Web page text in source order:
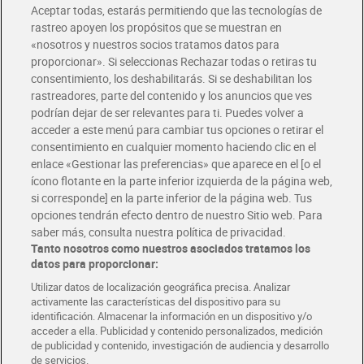
Envío estandar por 4,99€
Glovo y Uber Eats
Solicita tu factura de Glovo o Uber Eats
Únete al CLUB Dia
Disfruta las ventajas y ofertas exclusivas.
Descárgate la APP Dia
Folletos y Tiendas
Descubre las mejores ofertas y busca tu tienda más cercana
Tarjeta MaX Dia
Te devuelve hasta 8€/mes de tus compras.
¡Solicita tu tarjeta de crédito aquí!
COMER MEJOR CADA DIA
COLABORA CON DIA ABRE TU TIENDA DIA CORPORATE
Aceptar todas, estarás permitiendo que las tecnologías de
rastreo apoyen los propósitos que se muestran en
«nosotros y nuestros socios tratamos datos para
proporcionar». Si seleccionas Rechazar todas o retiras tu
consentimiento, los deshabilitarás. Si se deshabilitan los
rastreadores, parte del contenido y los anuncios que ves
podrían dejar de ser relevantes para ti. Puedes volver a
acceder a este menú para cambiar tus opciones o retirar el
consentimiento en cualquier momento haciendo clic en el
enlace «Gestionar las preferencias» que aparece en el [o el
ícono flotante en la parte inferior izquierda de la página web,
si corresponde] en la parte inferior de la página web. Tus
opciones tendrán efecto dentro de nuestro Sitio web. Para
saber más, consulta nuestra política de privacidad.
Tanto nosotros como nuestros asociados tratamos los
datos para proporcionar:
Utilizar datos de localización geográfica precisa. Analizar
activamente las características del dispositivo para su
identificación. Almacenar la información en un dispositivo y/o
acceder a ella. Publicidad y contenido personalizados, medición
de publicidad y contenido, investigación de audiencia y desarrollo
de servicios.